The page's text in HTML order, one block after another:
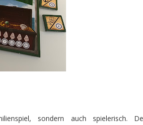
sondern auch spielerisch.